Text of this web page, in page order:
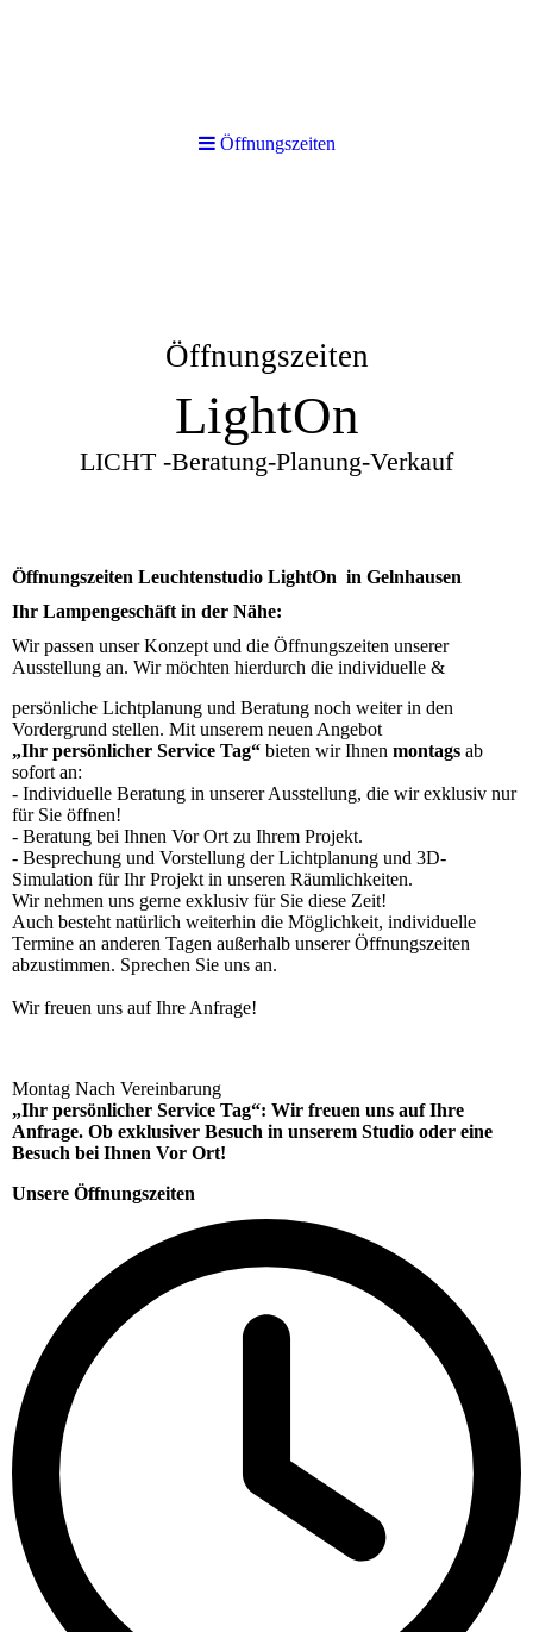
Öffnungszeiten
LightOn
LICHT -Beratung-Planung-Verkauf
Öffnungszeiten Leuchtenstudio LightOn in Gelnhausen
Ihr Lampengeschäft in der Nähe:
Wir passen unser Konzept und die Öffnungszeiten unserer
Ausstellung an. Wir möchten hierdurch die individuelle &
persönliche Lichtplanung und Beratung noch weiter in den
Vordergrund stellen. Mit unserem neuen Angebot
„Ihr persönlicher Service Tag“ bieten wir Ihnen montags ab
sofort an:
- Individuelle Beratung in unserer Ausstellung, die wir exklusiv nur
für Sie öffnen!
- Beratung bei Ihnen Vor Ort zu Ihrem Projekt.
- Besprechung und Vorstellung der Lichtplanung und 3D-
Simulation für Ihr Projekt in unseren Räumlichkeiten.
Wir nehmen uns gerne exklusiv für Sie diese Zeit!
Auch besteht natürlich weiterhin die Möglichkeit, individuelle
Termine an anderen Tagen außerhalb unserer Öffnungszeiten
abzustimmen. Sprechen Sie uns an.
Wir freuen uns auf Ihre Anfrage!
Montag Nach Vereinbarung
„Ihr persönlicher Service Tag“: Wir freuen uns auf Ihre
Anfrage. Ob exklusiver Besuch in unserem Studio oder eine
Besuch bei Ihnen Vor Ort!
Unsere Öffnungszeiten
Öffnungszeiten